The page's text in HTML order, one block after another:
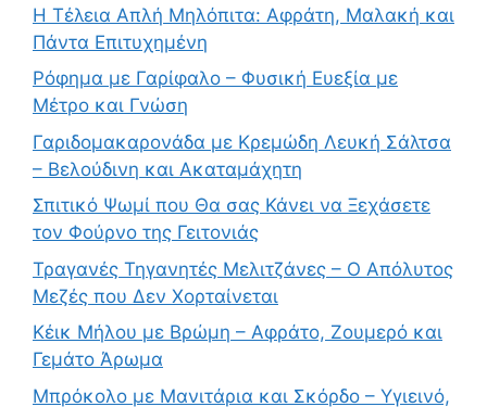
Η Τέλεια Απλή Μηλόπιτα: Αφράτη, Μαλακή και
Πάντα Επιτυχημένη
Ρόφημα με Γαρίφαλο – Φυσική Ευεξία με
Μέτρο και Γνώση
Γαριδομακαρονάδα με Κρεμώδη Λευκή Σάλτσα
– Βελούδινη και Ακαταμάχητη
Σπιτικό Ψωμί που Θα σας Κάνει να Ξεχάσετε
τον Φούρνο της Γειτονιάς
Τραγανές Τηγανητές Μελιτζάνες – Ο Απόλυτος
Μεζές που Δεν Χορταίνεται
Κέικ Μήλου με Βρώμη – Αφράτο, Ζουμερό και
Γεμάτο Άρωμα
Μπρόκολο με Μανιτάρια και Σκόρδο – Υγιεινό,